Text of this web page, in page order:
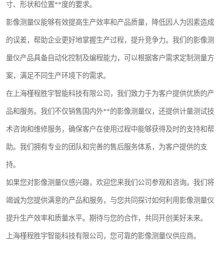
寸、形状和位置**度的要求。
影像测量仪能够有效提高生产效率和产品质量，降低因人为因素造成
的误差，帮助企业更好地掌握生产过程，提升竞争力。我们的影像测
量仪产品具备自动化控制及编程能力，可以根据客户需求定制测量方
案，满足不同生产环境下的需求。
在上海槿程胜宇智能科技有限公司，我们致力于为客户提供优质的产
品和服务。我们不仅销售国内外**的影像测量仪，还提供计量测试技
术咨询和维修服务，确保客户在使用过程中能够获得及时的支持和帮
助。我们拥有专业的团队和完善的售后服务体系，为客户提供的支
持。
如果您对影像测量仪感兴趣，欢迎您来我们公司参观和咨询。我们将
竭诚为您提供满意的产品和服务，与您共同探讨如何利用影像测量仪
提升生产效率和质量水平。期待与您的合作，共同开创美好未来。
上海槿程胜宇智能科技有限公司，您可靠的影像测量仪供应商。